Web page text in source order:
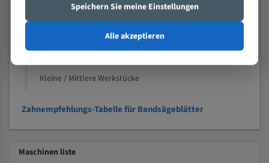
Nichteisenmetalle
Speziell entwickelt für Profile / Rohre
Kleine und mittlere Profile / Kleine Durchmesser
Kleine / Mittlere Werkstücke
Zahnempfehlungs-Tabelle für Bandsägeblätter
Maschinen liste
Speichern Sie meine Einstellungen
Alle akzeptieren